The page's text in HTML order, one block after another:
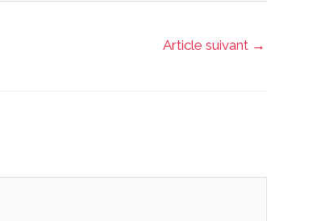
Article suivant →